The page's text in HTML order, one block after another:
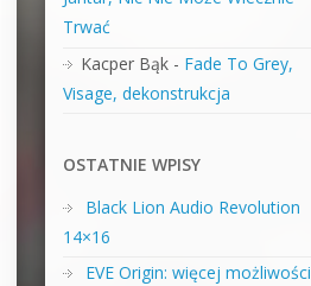
Trwać
Kacper Bąk- Fade To Grey,
Visage, dekonstrukcja
OSTATNIE WPISY
Black Lion Audio Revolution
14×16
EVE Origin: więcej możliwości